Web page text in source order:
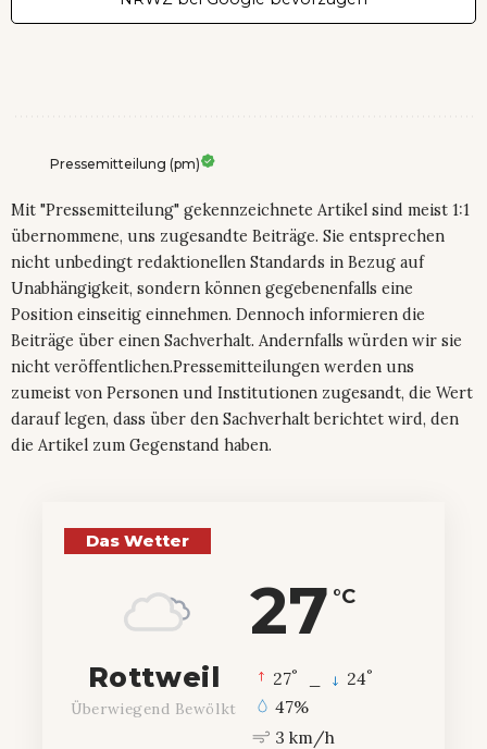
Pressemitteilung (pm)
Mit "Pressemitteilung" gekennzeichnete Artikel sind meist 1:1
übernommene, uns zugesandte Beiträge. Sie entsprechen
nicht unbedingt redaktionellen Standards in Bezug auf
Unabhängigkeit, sondern können gegebenenfalls eine
Position einseitig einnehmen. Dennoch informieren die
Beiträge über einen Sachverhalt. Andernfalls würden wir sie
nicht veröffentlichen.Pressemitteilungen werden uns
zumeist von Personen und Institutionen zugesandt, die Wert
darauf legen, dass über den Sachverhalt berichtet wird, den
die Artikel zum Gegenstand haben.
Das Wetter
27 °C
Rottweil
Überwiegend Bewölkt
27° 24°
47%
3 km/h